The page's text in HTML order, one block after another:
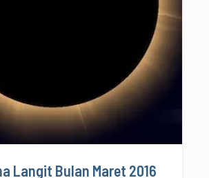
Langit Bulan Maret 2016